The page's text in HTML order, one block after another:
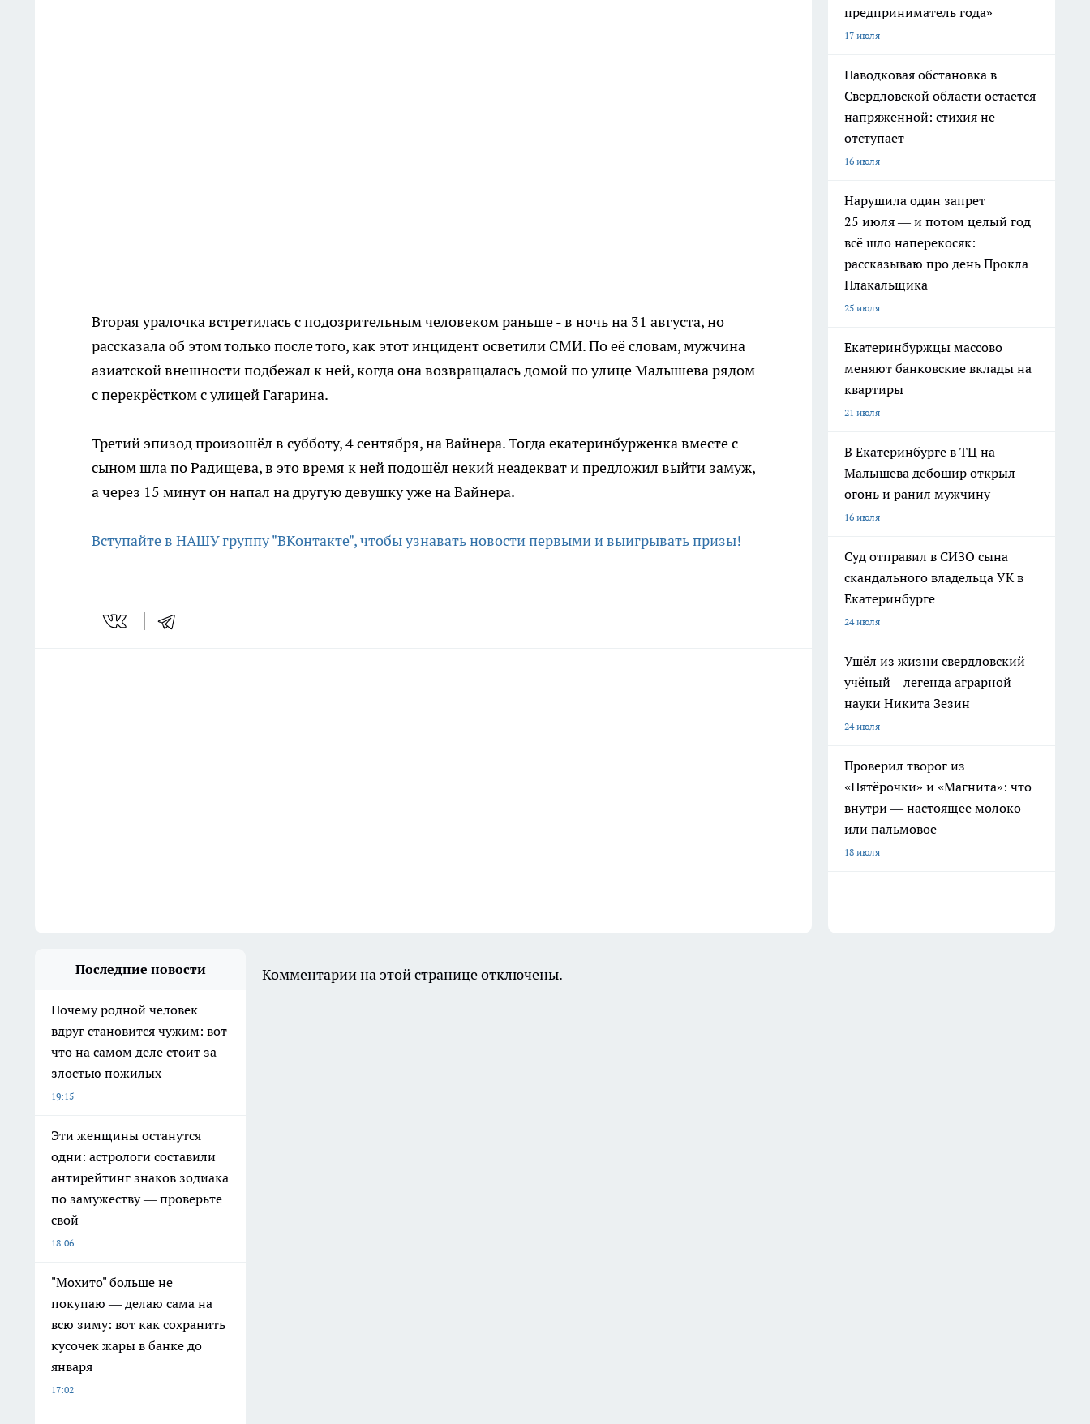
Вторая уралочка встретилась с подозрительным человеком раньше - в ночь на 31 августа, но
рассказала об этом только после того, как этот инцидент осветили СМИ. По её словам, мужчина
азиатской внешности подбежал к ней, когда она возвращалась домой по улице Малышева рядом
с перекрёстком с улицей Гагарина.
Третий эпизод произошёл в субботу, 4 сентября, на Вайнера. Тогда екатеринбурженка вместе с
сыном шла по Радищева, в это время к ней подошёл некий неадекват и предложил выйти замуж,
а через 15 минут он напал на другую девушку уже на Вайнера.
Вступайте в НАШУ группу "ВКонтакте", чтобы узнавать новости первыми и выигрывать призы!
предприниматель года»
17 июля
Паводковая обстановка в
Свердловской области остается
напряженной: стихия не
отступает
16 июля
Нарушила один запрет
25 июля — и потом целый год
всё шло наперекосяк:
рассказываю про день Прокла
Плакальщика
25 июля
Екатеринбуржцы массово
меняют банковские вклады на
квартиры
21 июля
В Екатеринбурге в ТЦ на
Малышева дебошир открыл
огонь и ранил мужчину
16 июля
Суд отправил в СИЗО сына
скандального владельца УК в
Екатеринбурге
24 июля
Ушёл из жизни свердловский
учёный – легенда аграрной
науки Никита Зезин
24 июля
Проверил творог из
«Пятёрочки» и «Магнита»: что
внутри — настоящее молоко
или пальмовое
18 июля
Последние новости
Почему родной человек
вдруг становится чужим: вот
что на самом деле стоит за
злостью пожилых
19:15
Эти женщины останутся
одни: астрологи составили
антирейтинг знаков зодиака
по замужеству — проверьте
свой
18:06
"Мохито" больше не
покупаю — делаю сама на
всю зиму: вот как сохранить
кусочек жары в банке до
января
17:02
Комментарии на этой странице отключены.